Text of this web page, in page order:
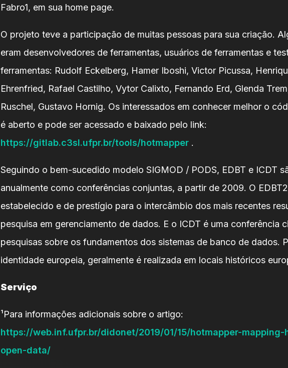
Fabro1, em sua home page.
O projeto teve a participação de muitas pessoas para sua criação.
eram desenvolvedores de ferramentas, usuários de ferramentas e
ferramentas: Rudolf Eckelberg, Hamer Iboshi, Victor Picussa,
Ehrenfried, Rafael Castilho, Vytor Calixto, Fernando Erd, Glenda
Ruschel, Gustavo Hornig. Os interessados em conhecer melhor o
é aberto e pode ser acessado e baixado pelo link:
https://gitlab.c3sl.ufpr.br/tools/hotmapper .
Seguindo o bem-sucedido modelo SIGMOD / PODS, EDBT e ICDT
anualmente como conferências conjuntas, a partir de 2009. O
estabelecido e de prestígio para o intercâmbio dos mais recentes
pesquisa em gerenciamento de dados. E o ICDT é uma conferência
pesquisas sobre os fundamentos dos sistemas de banco de dados.
identidade europeia, geralmente é realizada em locais históricos
Serviço
¹Para informações adicionais sobre o artigo:
https://web.inf.ufpr.br/didonet/2019/01/15/hotmapper-
open-data/